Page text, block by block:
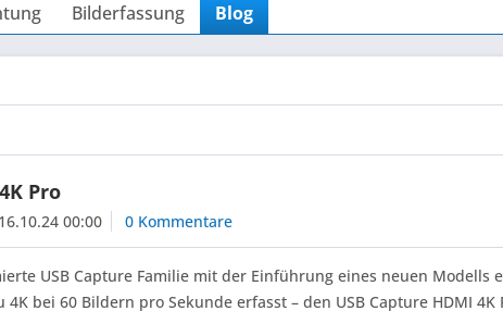
Bilderfassung Blog
Pro
16.10.24 00:00 0 Kommentare
USB Capture Familie mit der Einführung eines neuen Modells
bei 60 Bildern pro Sekunde erfasst – den USB Capture HDMI 4K